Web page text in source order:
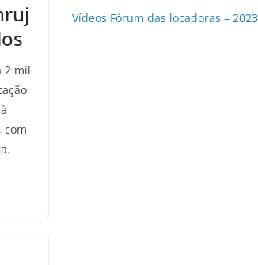
2 mil
com
Vídeos Fórum das locadoras – 2023